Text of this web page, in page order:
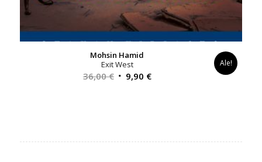
Mohsin Hamid
Exit West
36,00€ Alkuperäinen
9,90 €Nykyinen
Ale!